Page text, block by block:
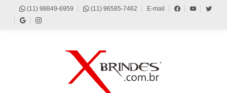
(11) 98849-6959 (11) 96585-7462 E-mail